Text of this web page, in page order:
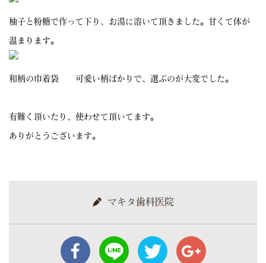
柚子と粉糖で作って下り、お湯に溶いて頂きました。甘くて体が
温まります。
和柄の巾着袋 可愛い柄ばかりで、選ぶのが大変でした。
有難く頂いたり、使わせて頂いてます。
ありがとうございます。
マキタ歯科医院